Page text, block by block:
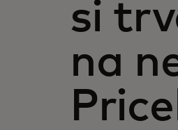
si
na